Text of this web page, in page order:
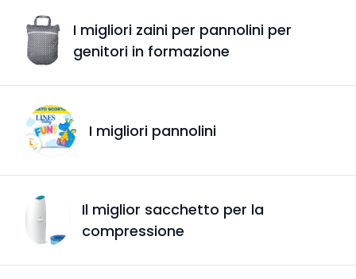
I migliori zaini per pannolini per
genitori in formazione
I migliori pannolini
Il miglior sacchetto per la
compressione